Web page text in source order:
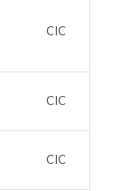
CIC
CIC
CIC